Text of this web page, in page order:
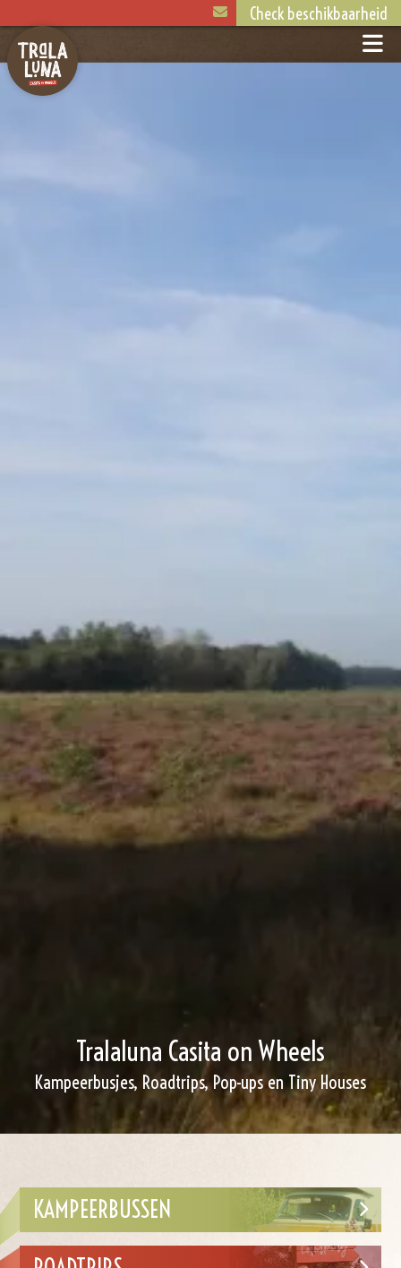
Check beschikbaarheid
Tralaluna Casita on Wheels
Kampeerbusjes, Roadtrips, Pop-ups en Tiny Houses
KAMPEERBUSSEN